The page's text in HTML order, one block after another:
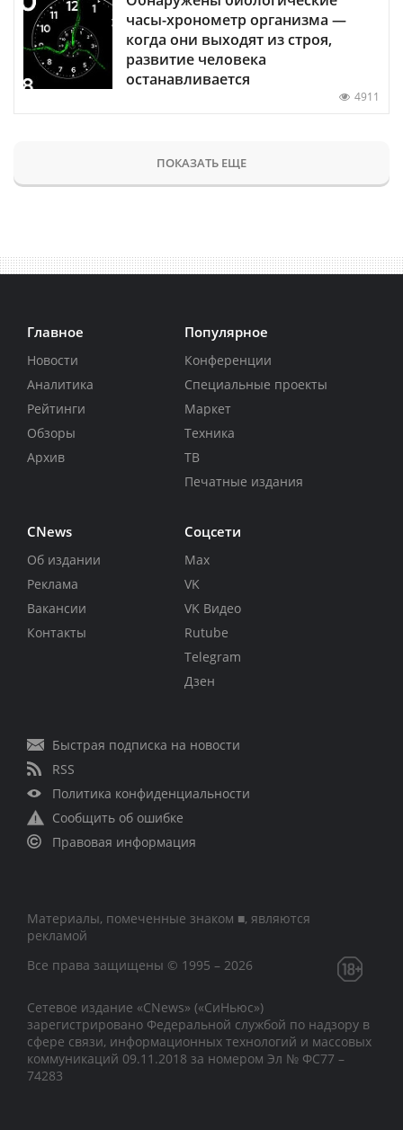
часы-хронометр организма —
когда они выходят из строя,
развитие человека
останавливается
4911
ПОКАЗАТЬ ЕЩЕ
Главное
Новости
Аналитика
Рейтинги
Обзоры
Архив
Популярное
Конференции
Специальные проекты
Маркет
Техника
ТВ
Печатные издания
CNews
Об издании
Реклама
Вакансии
Контакты
Соцсети
Max
VK
VK Видео
Rutube
Telegram
Дзен
Быстрая подписка на новости
RSS
Политика конфиденциальности
Сообщить об ошибке
Правовая информация
Материалы, помеченные знаком ■, являются
рекламой
Все права защищены © 1995 – 2026
Сетевое издание «CNews» («СиНьюс»)
зарегистрировано Федеральной службой по надзору в
сфере связи, информационных технологий и массовых
коммуникаций 09.11.2018 за номером Эл № ФС77 –
74283